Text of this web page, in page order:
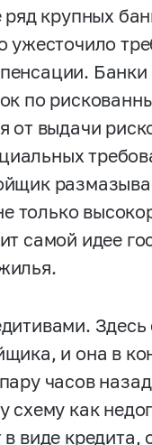
крупных
ужесточило
по
от выдачи
только
самой идее
Здесь
и она в
часов
схему как
виде кредита,